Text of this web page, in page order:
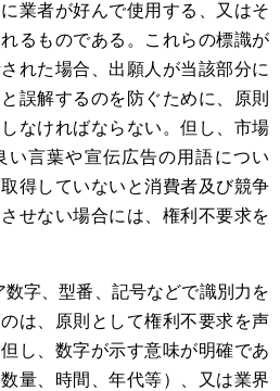
業者が好んで使用する、又はそ
るものである。これらの標識が
れた場合、出願人が当該部分に
誤解するのを防ぐために、原則
なければならない。但し、市場
い言葉や宣伝広告の用語につい
得していないと消費者及び競争
せない場合には、権利不要求を
数字、型番、記号などで識別力を
は、原則として権利不要求を声
し、数字が示す意味が明確であ
量、時間、年代等）、又は業界